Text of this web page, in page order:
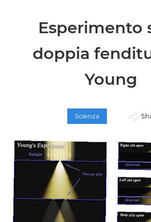
Esperimento
doppia
Young
Scienza